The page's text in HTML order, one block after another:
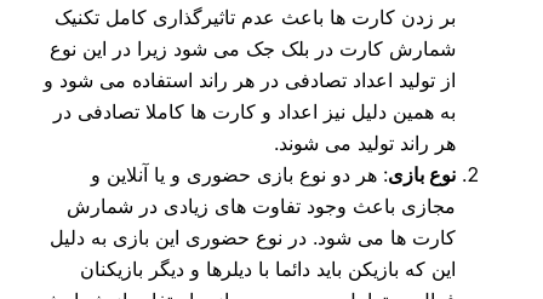
بر زدن کارت ها باعث عدم تاثیرگذاری کامل تکنیک
شمارش کارت در بلک جک می شود زیرا در این نوع
از تولید اعداد تصادفی در هر راند استفاده می شود و
به همین دلیل نیز اعداد و کارت ها کاملا تصادفی در
هر راند تولید می شوند.
نوع بازی: هر دو نوع بازی حضوری و یا آنلاین و
مجازی باعث وجود تفاوت های زیادی در شمارش
کارت ها می شود. در نوع حضوری این بازی به دلیل
این که بازیکن باید دائما با دیلرها و دیگر بازیکنان